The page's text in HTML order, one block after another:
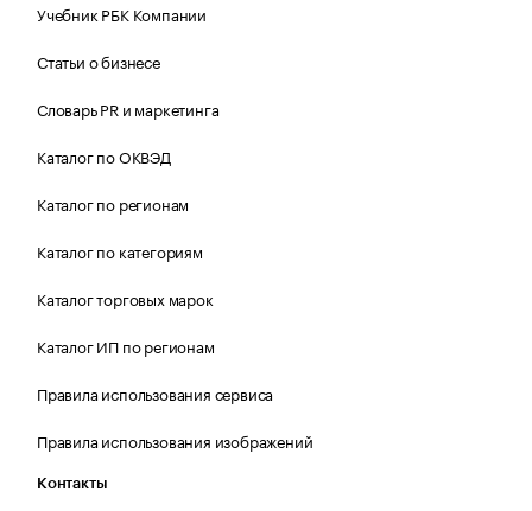
Учебник РБК Компании
Статьи о бизнесе
Словарь PR и маркетинга
Каталог по ОКВЭД
Каталог по регионам
Каталог по категориям
Каталог торговых марок
Каталог ИП по регионам
Правила использования сервиса
Правила использования изображений
Контакты